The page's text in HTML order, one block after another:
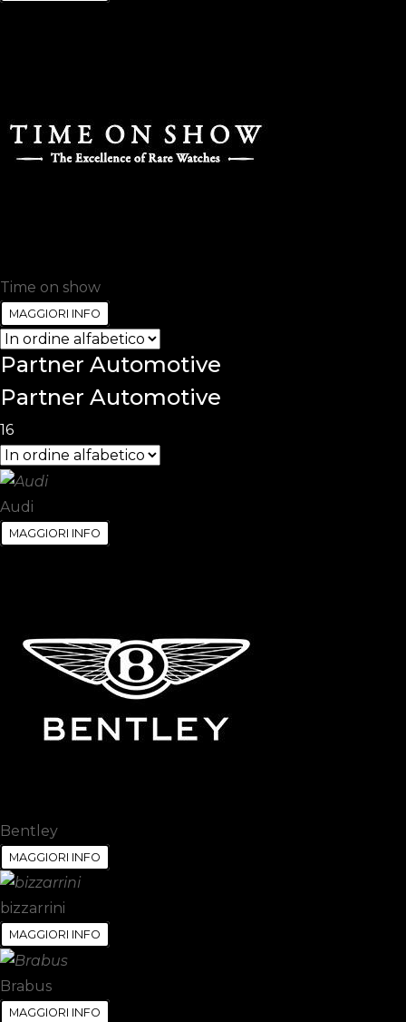
Time on show
MAGGIORI INFO
Partner Automotive
Partner Automotive
16
Audi
MAGGIORI INFO
Bentley
MAGGIORI INFO
bizzarrini
MAGGIORI INFO
Brabus
MAGGIORI INFO